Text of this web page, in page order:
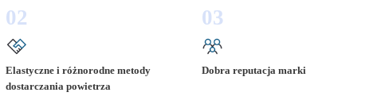
02
Elastyczne i różnorodne metody
dostarczania powietrza
03
Dobra reputacja marki